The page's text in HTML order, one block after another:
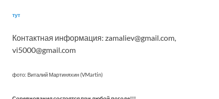
тут
Контактная информация: zamaliev@gmail.com,
vi5000@gmail.com
фото: Виталий Мартиняхин (VMartin)